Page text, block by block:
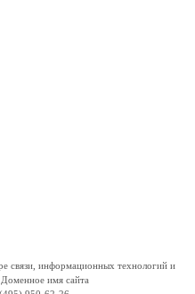
связи, информационных технологий и
имя сайта